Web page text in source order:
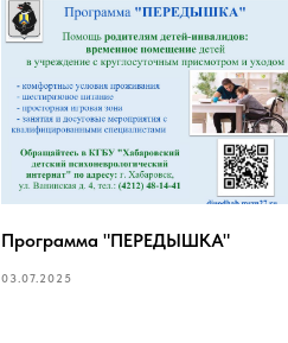
Программа "ПЕРЕДЫШКА"
03.07.2025